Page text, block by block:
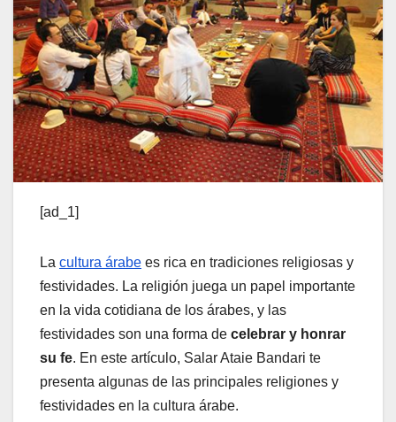
[ad_1]
La cultura árabe es rica en tradiciones religiosas y
festividades. La religión juega un papel importante
en la vida cotidiana de los árabes, y las
festividades son una forma de celebrar y honrar
su fe. En este artículo, Salar Ataie Bandari te
presenta algunas de las principales religiones y
festividades en la cultura árabe.